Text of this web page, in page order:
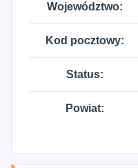
Województwo:
Kod pocztowy:
Status:
Powiat: